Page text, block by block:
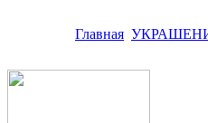
Главная